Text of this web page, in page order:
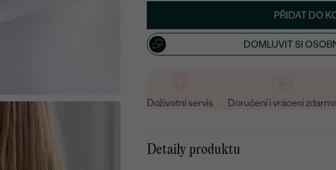
PŘIDAT DO
DOMLUVIT SI
Doživotní servis Doručení i vrácení
Detaily produktu